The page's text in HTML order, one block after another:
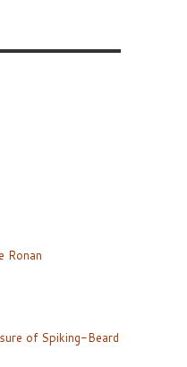
Ronan
of Spiking-Beard